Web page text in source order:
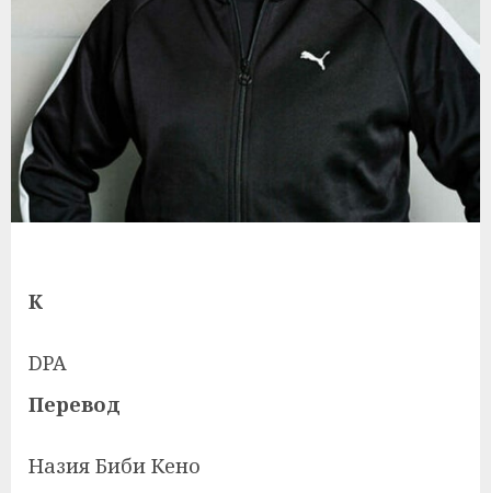
К
DPA
Перевод
Назия Биби Кено